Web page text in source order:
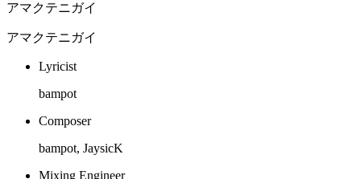
アマクテニガイ
アマクテニガイ
Lyricist
bampot
Composer
bampot, JaysicK
Mixing Engineer